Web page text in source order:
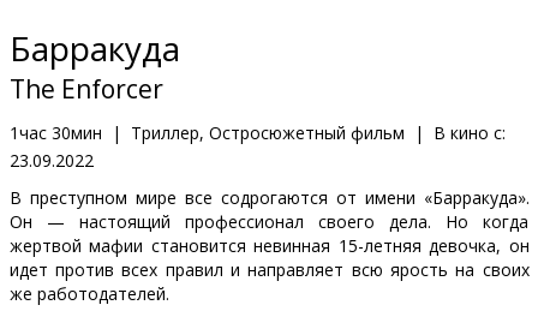
Клуб
Барракуда
The Enforcer
1час 30мин | Триллер, Остросюжетный фильм |
В кино с:
23.09.2022
В преступном мире все содрогаются от имени «Барракуда».
Он — настоящий профессионал своего дела. Но когда
жертвой мафии становится невинная 15-летняя девочка, он
идет против всех правил и направляет всю ярость на своих
же работодателей.